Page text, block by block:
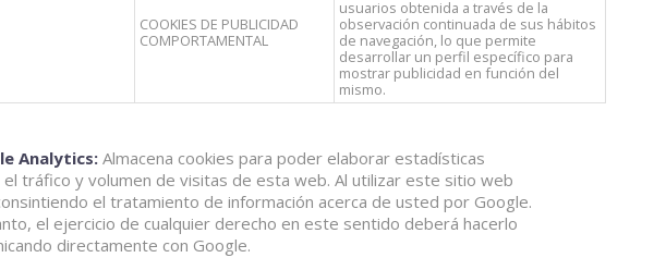
COOKIES DE PUBLICIDAD
COMPORTAMENTAL
usuarios obtenida a través de la
observación continuada de sus hábitos
de navegación, lo que permite
desarrollar un perfil específico para
mostrar publicidad en función del
mismo.
Analytics: Almacena cookies para poder elaborar estadísticas
tráfico y volumen de visitas de esta web. Al utilizar este sitio web
el tratamiento de información acerca de usted por Google.
el ejercicio de cualquier derecho en este sentido deberá hacerlo
directamente con Google.